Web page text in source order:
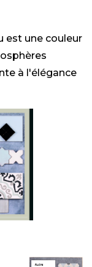
est une couleur
à l'élégance